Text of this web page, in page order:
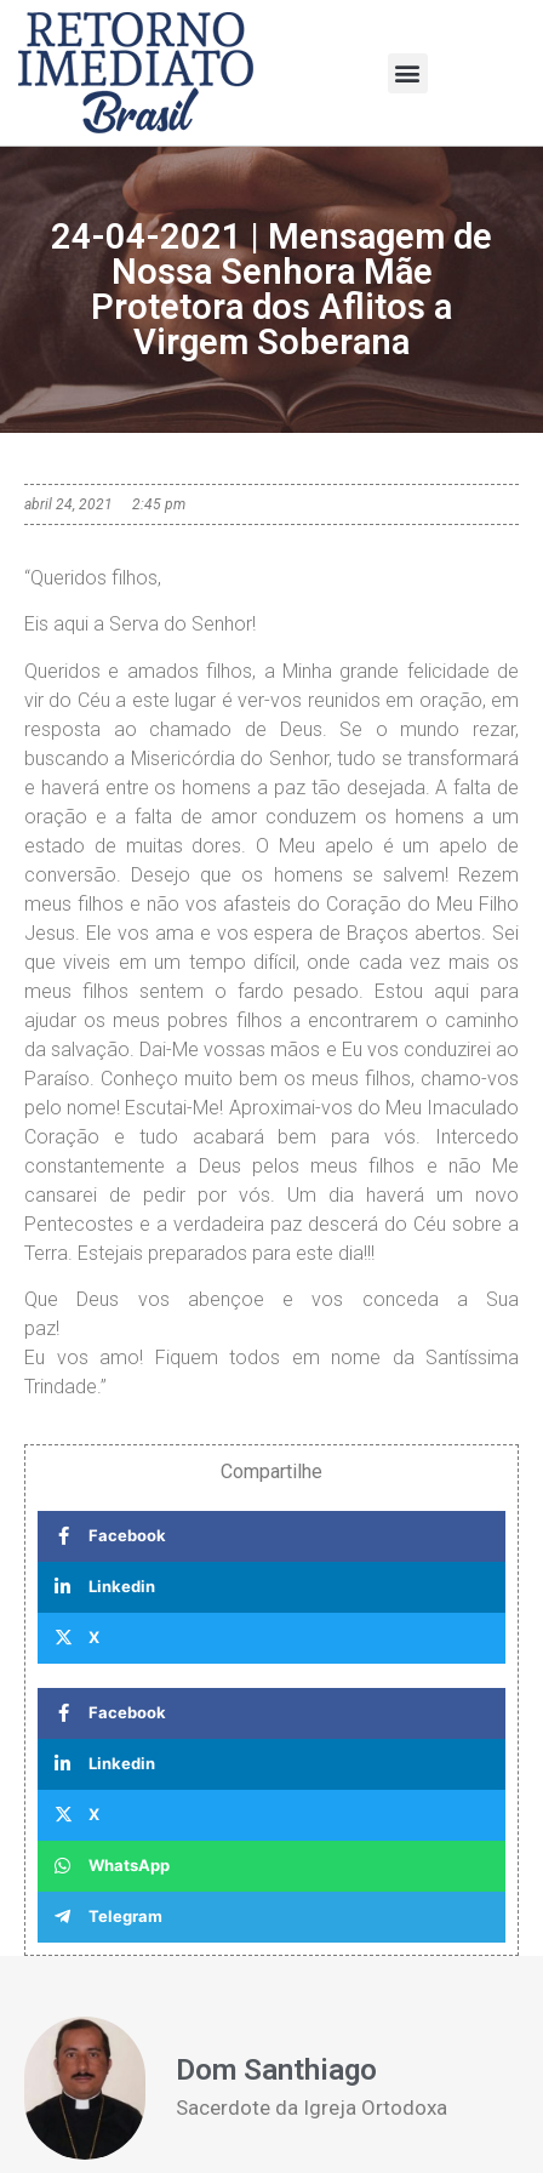
24-04-2021 | Mensagem de
Nossa Senhora Mãe
Protetora dos Aflitos a
Virgem Soberana
abril 24, 2021 2:45 pm
“Queridos filhos,
Eis aqui a Serva do Senhor!
Queridos e amados filhos, a Minha grande felicidade de
vir do Céu a este lugar é ver-vos reunidos em oração, em
resposta ao chamado de Deus. Se o mundo rezar,
buscando a Misericórdia do Senhor, tudo se transformará
e haverá entre os homens a paz tão desejada. A falta de
oração e a falta de amor conduzem os homens a um
estado de muitas dores. O Meu apelo é um apelo de
conversão. Desejo que os homens se salvem! Rezem
meus filhos e não vos afasteis do Coração do Meu Filho
Jesus. Ele vos ama e vos espera de Braços abertos. Sei
que viveis em um tempo difícil, onde cada vez mais os
meus filhos sentem o fardo pesado. Estou aqui para
ajudar os meus pobres filhos a encontrarem o caminho
da salvação. Dai-Me vossas mãos e Eu vos conduzirei ao
Paraíso. Conheço muito bem os meus filhos, chamo-vos
pelo nome! Escutai-Me! Aproximai-vos do Meu Imaculado
Coração e tudo acabará bem para vós. Intercedo
constantemente a Deus pelos meus filhos e não Me
cansarei de pedir por vós. Um dia haverá um novo
Pentecostes e a verdadeira paz descerá do Céu sobre a
Terra. Estejais preparados para este dia!!!
Que Deus vos abençoe e vos conceda a Sua
Eu vos amo! Fiquem todos em nome da Santíssima
Trindade.”
Compartilhe
Facebook
Linkedin
X
Facebook
Linkedin
X
WhatsApp
Telegram
Dom Santhiago
Sacerdote da Igreja Ortodoxa